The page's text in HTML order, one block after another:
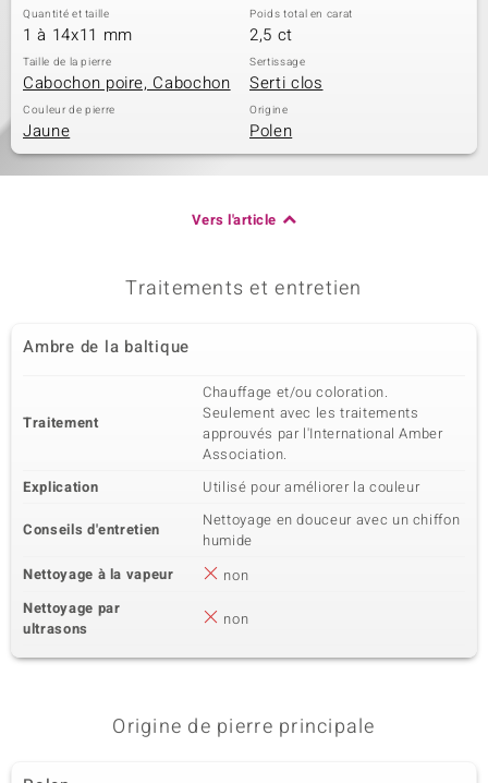
Quantité et taille
1 à 14x11 mm
Poids total en carat
2,5 ct
Taille de la pierre
Cabochon poire, Cabochon
Sertissage
Serti clos
Couleur de pierre
Jaune
Origine
Polen
Vers l'article
Traitements et entretien
Ambre de la baltique
Traitement
Chauffage et/ou coloration.
Seulement avec les traitements
approuvés par l'International Amber
Association.
Explication
Utilisé pour améliorer la couleur
Conseils d'entretien
Nettoyage en douceur avec un chiffon
humide
Nettoyage à la vapeur
non
Nettoyage par
ultrasons
non
Origine de pierre principale